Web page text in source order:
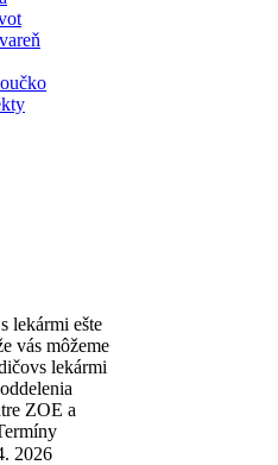
lekármi ešte
vás môžeme
lekármi
ZOE a
2026